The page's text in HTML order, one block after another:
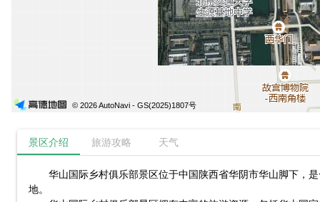
© 2026 AutoNavi - GS(2025)1807号
景区介绍 旅游攻略 天气
华山国际乡村俱乐部景区位于中国陕西省华阴市华山脚下，
地。